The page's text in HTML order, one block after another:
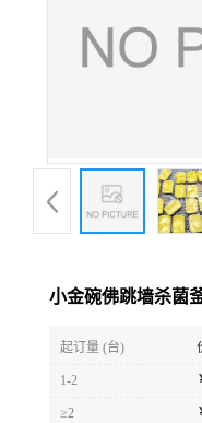
小金碗佛跳墙杀菌
起订量 (台)
1-2
≥2